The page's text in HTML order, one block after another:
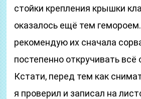
стойки крепления крышки
оказалось ещё тем
рекомендую их сначала
постепенно откручивать всё
Кстати, перед тем как
я проверил и записал на